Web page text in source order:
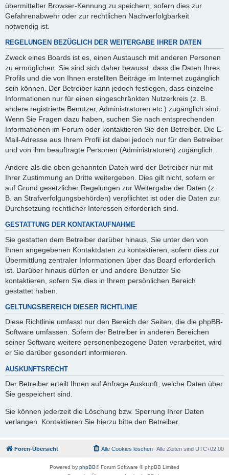
übermittelter Browser-Kennung zu speichern, sofern dies zur
Gefahrenabwehr oder zur rechtlichen Nachverfolgbarkeit
notwendig ist.
REGELUNGEN BEZÜGLICH DER WEITERGABE IHRER DATEN
Zweck eines Boards ist es, einen Austausch mit anderen Personen
zu ermöglichen. Sie sind sich daher bewusst, dass die Daten Ihres
Profils und die von Ihnen erstellten Beiträge im Internet zugänglich
sein können. Der Betreiber kann jedoch festlegen, dass einzelne
Informationen nur für einen eingeschränkten Nutzerkreis (z. B.
andere registrierte Benutzer, Administratoren etc.) zugänglich sind.
Wenn Sie Fragen dazu haben, suchen Sie nach entsprechenden
Informationen im Forum oder kontaktieren Sie den Betreiber. Die E-
Mail-Adresse aus Ihrem Profil ist dabei jedoch nur für den Betreiber
und von ihm beauftragte Personen (Administratoren) zugänglich.
Andere als die oben genannten Daten wird der Betreiber nur mit
Ihrer Zustimmung an Dritte weitergeben. Dies gilt nicht, sofern er
auf Grund gesetzlicher Regelungen zur Weitergabe der Daten (z.
B. an Strafverfolgungsbehörden) verpflichtet ist oder die Daten zur
Durchsetzung rechtlicher Interessen erforderlich sind.
GESTATTUNG DER KONTAKTAUFNAHME
Sie gestatten dem Betreiber darüber hinaus, Sie unter den von
Ihnen angegebenen Kontaktdaten zu kontaktieren, sofern dies zur
Übermittlung zentraler Informationen über das Board erforderlich
ist. Darüber hinaus dürfen er und andere Benutzer Sie
kontaktieren, sofern Sie dies in Ihrem persönlichen Bereich
gestattet haben.
GELTUNGSBEREICH DIESER RICHTLINIE
Diese Richtlinie umfasst nur den Bereich der Seiten, die die phpBB-
Software umfassen. Sofern der Betreiber in anderen Bereichen
seiner Software weitere personenbezogene Daten verarbeitet, wird
er Sie darüber gesondert informieren.
AUSKUNFTSRECHT
Der Betreiber erteilt Ihnen auf Anfrage Auskunft, welche Daten über
Sie gespeichert sind.
Sie können jederzeit die Löschung bzw. Sperrung Ihrer Daten
verlangen. Kontaktieren Sie hierzu bitte den Betreiber.
Foren-Übersicht Alle Zeiten sind UTC+02:00
Alle Cookies löschen
Powered by phpBB® Forum Software © phpBB Limited